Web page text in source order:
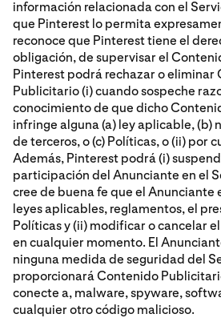
información relacionada con el
que Pinterest lo permita
reconoce que Pinterest tiene el
obligación, de supervisar el
Pinterest podrá rechazar o eliminar
Publicitario (i) cuando sospeche
conocimiento de que dicho
infringe alguna (a) ley aplicable, (b)
de terceros, o (c) Políticas, o (ii) por
Además, Pinterest podrá (i)
participación del Anunciante en el
cree de buena fe que el Anunciante
leyes aplicables, reglamentos, el
Políticas y (ii) modificar o cancelar
en cualquier momento. El
ninguna medida de seguridad del
proporcionará Contenido
conecte a, malware, spyware,
cualquier otro código malicioso.